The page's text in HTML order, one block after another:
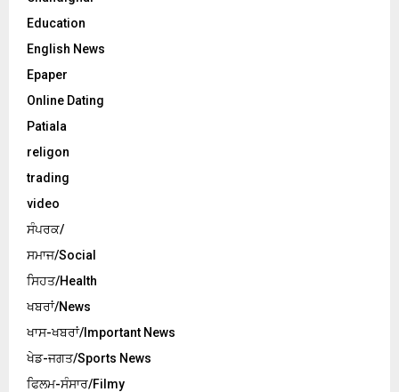
Education
English News
Epaper
Online Dating
Patiala
religon
trading
video
ਸੰਪਰਕ/
ਸਮਾਜ/Social
ਸਿਹਤ/Health
ਖਬਰਾਂ/News
ਖਾਸ-ਖਬਰਾਂ/Important News
ਖੇਡ-ਜਗਤ/Sports News
ਫਿਲਮ-ਸੰਸਾਰ/Filmy